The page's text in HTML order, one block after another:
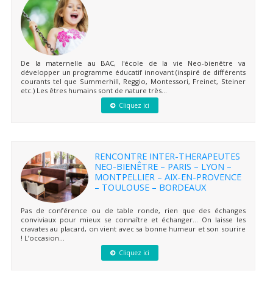
De la maternelle au BAC, l'école de la vie Neo-bienêtre va
développer un programme éducatif innovant (inspiré de différents
courants tel que Summerhill, Reggio, Montessori, Freinet, Steiner
etc.) Les êtres humains sont de nature très...
Cliquez ici
RENCONTRE INTER-THERAPEUTES
NEO-BIENÊTRE – PARIS – LYON –
MONTPELLIER – AIX-EN-PROVENCE
– TOULOUSE – BORDEAUX
Pas de conférence ou de table ronde, rien que des échanges
conviviaux pour mieux se connaître et échanger… On laisse les
cravates au placard, on vient avec sa bonne humeur et son sourire
! L’occasion...
Cliquez ici